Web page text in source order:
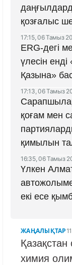
қозғалыс
17:15, 06 Тамыз
ERG-дегі
үлесін
Қазына»
17:13, 06 Тамыз
қоғам мен
қимылын
16:35, 06 Тамыз
Үлкен
екі есе
ЖАҢАЛЫҚТАР
химия